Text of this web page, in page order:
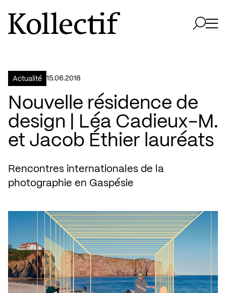
Aller à la page d'accueil
Logo Kollectif
Actualité 15.06.2018
Nouvelle résidence de
design | Léa Cadieux-M.
et Jacob Éthier lauréats
Rencontres internationales de la
photographie en Gaspésie